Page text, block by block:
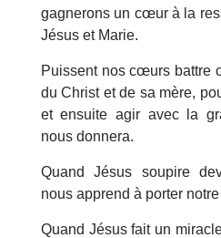
gagnerons un cœur à la
Jésus et Marie.
Puissent nos cœurs battre
du Christ et de sa mère,
et ensuite agir avec la
nous donnera.
Quand Jésus soupire
nous apprend à porter
Quand Jésus fait un